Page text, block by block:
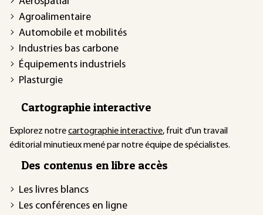
Agroalimentaire
Automobile et mobilités
Industries bas carbone
Équipements industriels
Plasturgie
Cartographie interactive
Explorez notrecartographie interactive, fruit d'un travail
éditorial minutieux mené par notre équipe de spécialistes.
Des contenus en libre accès
Les livres blancs
Les conférences en ligne